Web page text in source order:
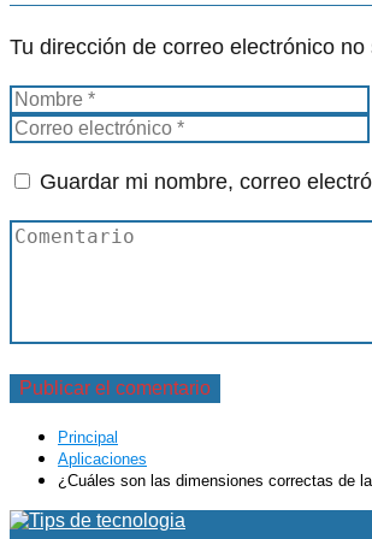
Tu dirección de correo electrónico no
Guardar mi nombre, correo
Principal
Aplicaciones
¿Cuáles son las dimensiones correctas de